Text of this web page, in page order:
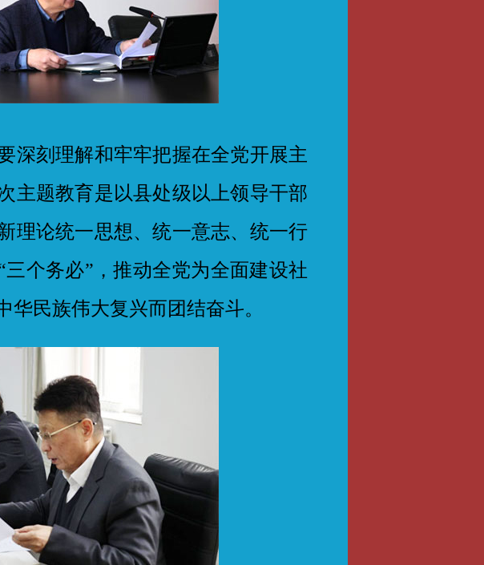
刻理解和牢牢把握在全党开展主
主题教育是以县处级以上领导干部
理论统一思想、统一意志、统一行
个务必”，推动全党为全面建设社
民族伟大复兴而团结奋斗。